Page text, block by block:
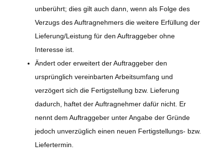
unberührt; dies gilt auch dann, wenn als Folge des
Verzugs des Auftragnehmers die weitere Erfüllung der
Lieferung/Leistung für den Auftraggeber ohne
Interesse ist.
Ändert oder erweitert der Auftraggeber den
ursprünglich vereinbarten Arbeitsumfang und
verzögert sich die Fertigstellung bzw. Lieferung
dadurch, haftet der Auftragnehmer dafür nicht. Er
nennt dem Auftraggeber unter Angabe der Gründe
jedoch unverzüglich einen neuen Fertigstellungs- bzw.
Liefertermin.